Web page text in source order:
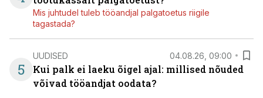
Mis juhtudel tuleb tööandjal palgatoetus riigile
tagastada?
5
UUDISED 04.08.26, 09:00
Kui palk ei laeku õigel ajal: millised nõuded
võivad tööandjat oodata?